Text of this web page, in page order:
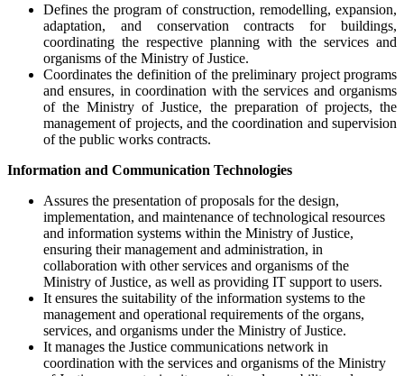
Defines the program of construction, remodelling, expansion,
adaptation, and conservation contracts for buildings,
coordinating the respective planning with the services and
organisms of the Ministry of Justice.
Coordinates the definition of the preliminary project programs
and ensures, in coordination with the services and organisms
of the Ministry of Justice, the preparation of projects, the
management of projects, and the coordination and supervision
of the public works contracts.
Information and Communication Technologies
Assures the presentation of proposals for the design,
implementation, and maintenance of technological resources
and information systems within the Ministry of Justice,
ensuring their management and administration, in
collaboration with other services and organisms of the
Ministry of Justice, as well as providing IT support to users.
It ensures the suitability of the information systems to the
management and operational requirements of the organs,
services, and organisms under the Ministry of Justice.
It manages the Justice communications network in
coordination with the services and organisms of the Ministry